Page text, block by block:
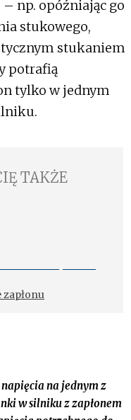
– np. opóźniając go
stukowego,
stukaniem
potrafią
tylko w jednym
TAKŻE
zapłonu
na jednym z
w silniku z zapłonem